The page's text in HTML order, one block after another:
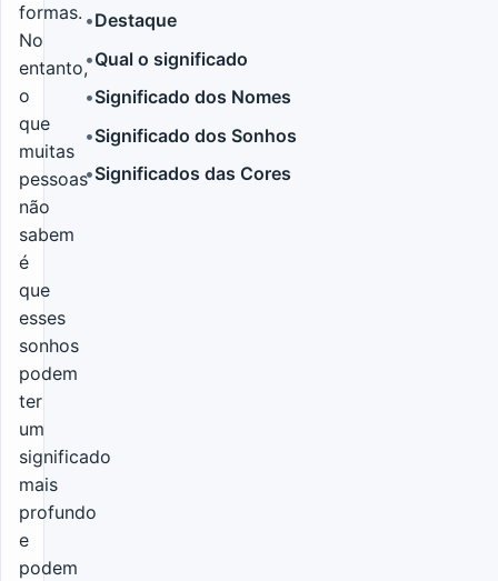
formas.
No
entanto,
o
que
muitas
pessoas
não
sabem
é
que
esses
sonhos
podem
ter
um
significado
mais
profundo
e
podem
LER MAIS
•Destaque
•Qual o significado
•Significado dos Nomes
•Significado dos Sonhos
•Significados das Cores